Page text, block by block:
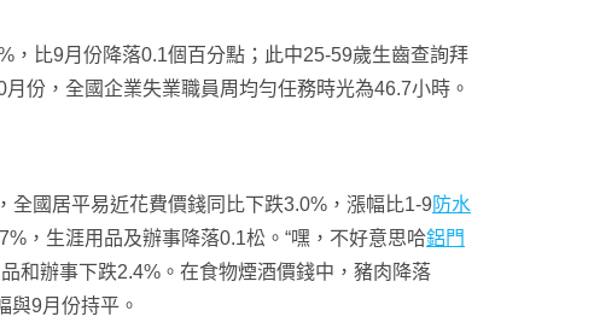
，比9月份降落0.1個百分點；此中25-59歲生齒查詢拜
份，全國企業失業職員周均勻任務時光為46.7小時。
國居平易近花費價錢同比下跌3.0%，漲幅比1-9 防水
，生涯用品及辦事降落0.1松。“嘿，不好意思哈鋁門
和辦事下跌2.4%。在食物煙酒價錢中，豬肉降落
與9月份持平。